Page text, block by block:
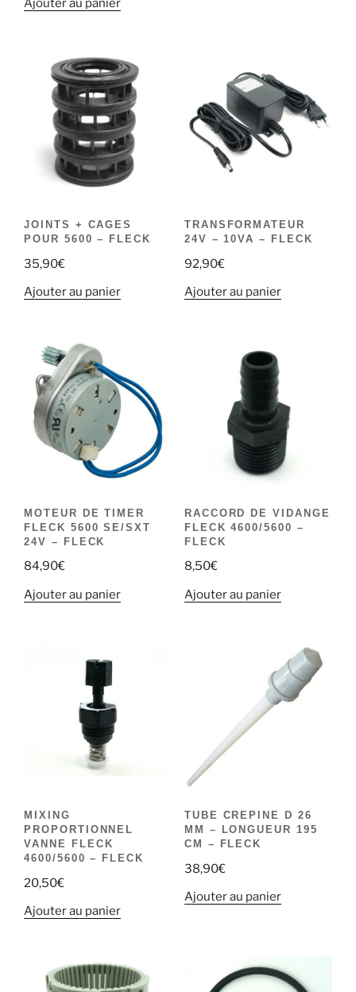
Ajouter au panier
JOINTS + CAGES
POUR 5600 – FLECK
35,90€
Ajouter au panier
TRANSFORMATEUR
24V – 10VA – FLECK
92,90€
Ajouter au panier
MOTEUR DE TIMER
FLECK 5600 SE/SXT
24V – FLECK
84,90€
Ajouter au panier
RACCORD DE VIDANGE
FLECK 4600/5600 –
FLECK
8,50€
Ajouter au panier
MIXING
PROPORTIONNEL
VANNE FLECK
4600/5600 – FLECK
20,50€
Ajouter au panier
TUBE CREPINE D 26
MM – LONGUEUR 195
CM – FLECK
38,90€
Ajouter au panier